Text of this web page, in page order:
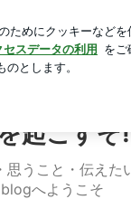
起こす
うこと・伝えた
へようこそ